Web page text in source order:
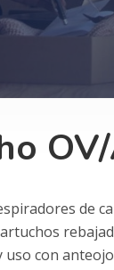
de
uso con